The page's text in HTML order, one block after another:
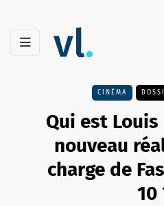
CINÉMA
Qui est
nouveau
charge de
10